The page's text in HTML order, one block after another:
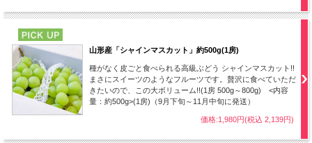
た方は、そのみずみずしさに驚くこと間違いな
し！
切った時に滴る果汁は上品な香りを放ち、至福の
時間を演出します。
山形産「シャインマスカット」約500g(1房)
種がなく皮ごと食べられる高級ぶどう シャインマスカット!!
まさにスイーツのようなフルーツです。贅沢に食べていただ
きたいので、この大ボリューム!!(1房 500g～800g) <内容
量：約500g>(1房)（9月下旬～11月中旬に発送）
価格:1,980円(税込 2,139円)